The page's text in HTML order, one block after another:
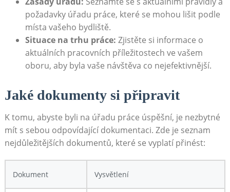
požadavky​ úřadu práce, které se mohou lišit ​podle
místa vašeho bydliště.
Situace na trhu práce: Zjistěte si ⁤informace⁢ o
aktuálních pracovních příležitostech ve vašem
oboru, aby ​byla vaše návštěva co nejefektivnější.
Jaké⁤ dokumenty si připravit
K tomu, abyste byli na úřadu práce úspěšní, je ⁢nezbytné
mít‌ s sebou odpovídající dokumentaci. Zde je seznam
nejdůležitějších dokumentů, které se vyplatí přinést:
Dokument Vysvětlení